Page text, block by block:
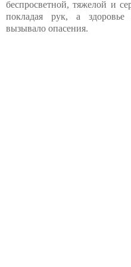
беспросветной, тяжелой и
покладая рук, а
вызывало опасения.